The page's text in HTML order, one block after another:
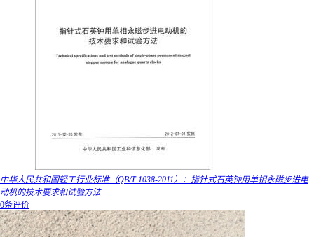
中华人民共和国轻工行业标准（QB/T 1038-2011）：指针式石英钟用单相永磁步进电
动机的技术要求和试验方法
0条评价